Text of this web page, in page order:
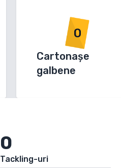
0
Cartonașe
galbene
0
Tackling-uri